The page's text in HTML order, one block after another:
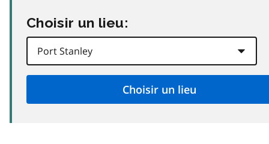
Choisir un lieu: